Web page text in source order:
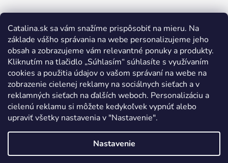
Catalina.sk sa vám snažíme prispôsobiť na mieru. Na
základe vášho správania na webe personalizujeme jeho
obsah a zobrazujeme vám relevantné ponuky a produkty.
Kliknutím na tlačidlo „Súhlasím“ súhlasíte s využívaním
cookies a použitia údajov o vašom správaní na webe na
zobrazenie cielenej reklamy na sociálnych sieťach a v
reklamných sieťach na ďalších weboch. Personalizáciu a
cielenú reklamu si môžete kedykoľvek vypnúť alebo
upraviť všetky nastavenia v "Nastavenie".
Nastavenie
Sledovať na Instagrame